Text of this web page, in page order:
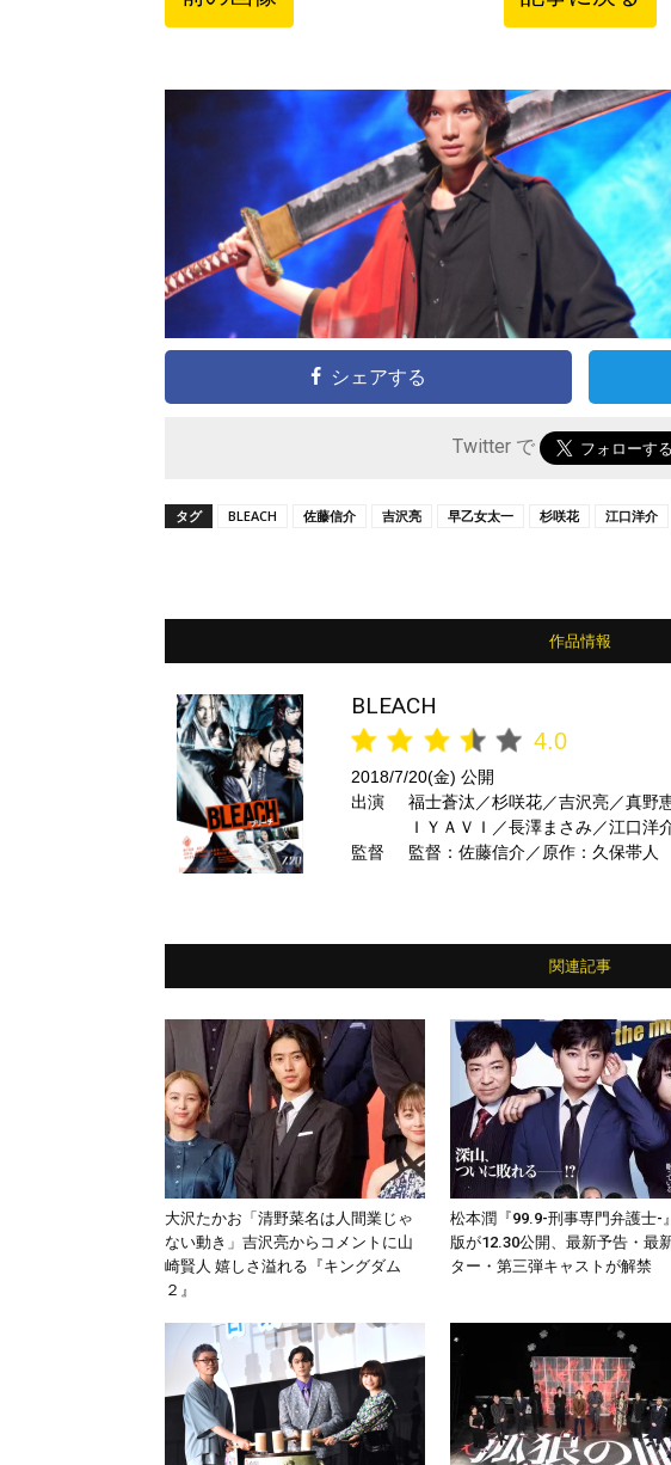
シェアする
Twitter で
タグ BLEACH 佐藤信介 吉沢亮 早乙女太一 杉咲花 江口洋介
作品情報
BLEACH
4.0
2018/7/20(金) 公開
出演
福士蒼汰／杉咲花／吉沢亮／真野
ＩＹＡＶＩ／長澤まさみ／江口
監督
監督：佐藤信介／原作：久保帯人
関連記事
大沢たかお「清野菜名は人間業じゃ
ない動き」吉沢亮からコメントに山
崎賢人 嬉しさ溢れる『キングダム
２』
松本潤『99.9-刑事専門弁護士-
版が12.30公開、最新予告・最
ター・第三弾キャストが解禁